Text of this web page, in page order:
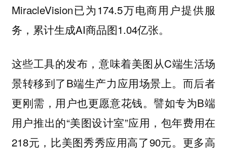
MiracleVision已为174.5万电商用户提供服
务，累计生成AI商品图1.04亿张。
这些工具的发布，意味着美图从C端生活场
景转移到了B端生产力应用场景上。而后者
更刚需，用户也更愿意花钱。譬如专为B端
用户推出的“美图设计室”应用，包年费用在
218元，比美图秀秀应用高了90元。更多高